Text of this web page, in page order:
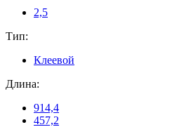
2,5
Тип:
Клеевой
Длина:
914,4
457,2